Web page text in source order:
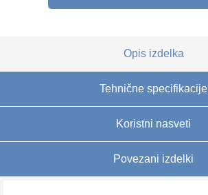
Opis izdelka
Tehnične specifikacije
Koristni nasveti
Povezani izdelki